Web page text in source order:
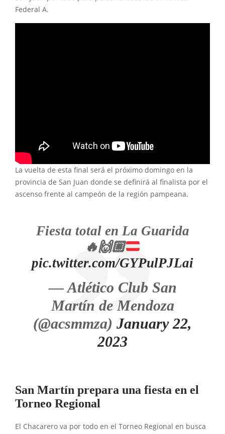
Federal A.
La vuelta de esta final será el próximo domingo en la
provincia de San Juan donde se definirá al finalista por el
ascenso frente al campeón de la región pampeana.
Fiesta total en La Guarida
🔥🙌🏼
pic.twitter.com/GYPulPJLai
— Atlético Club San
Martín de Mendoza
(@acsmmza) January 22,
2023
San Martín prepara una fiesta en el
Torneo Regional
El Chacarero va por todo en el Torneo Regional en busca